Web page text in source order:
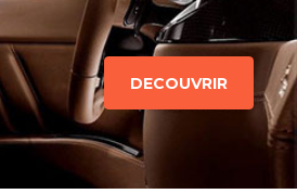
DECOUVRIR